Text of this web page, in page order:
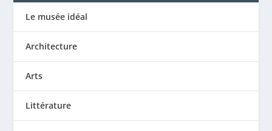
Le musée idéal
Architecture
Arts
Littérature